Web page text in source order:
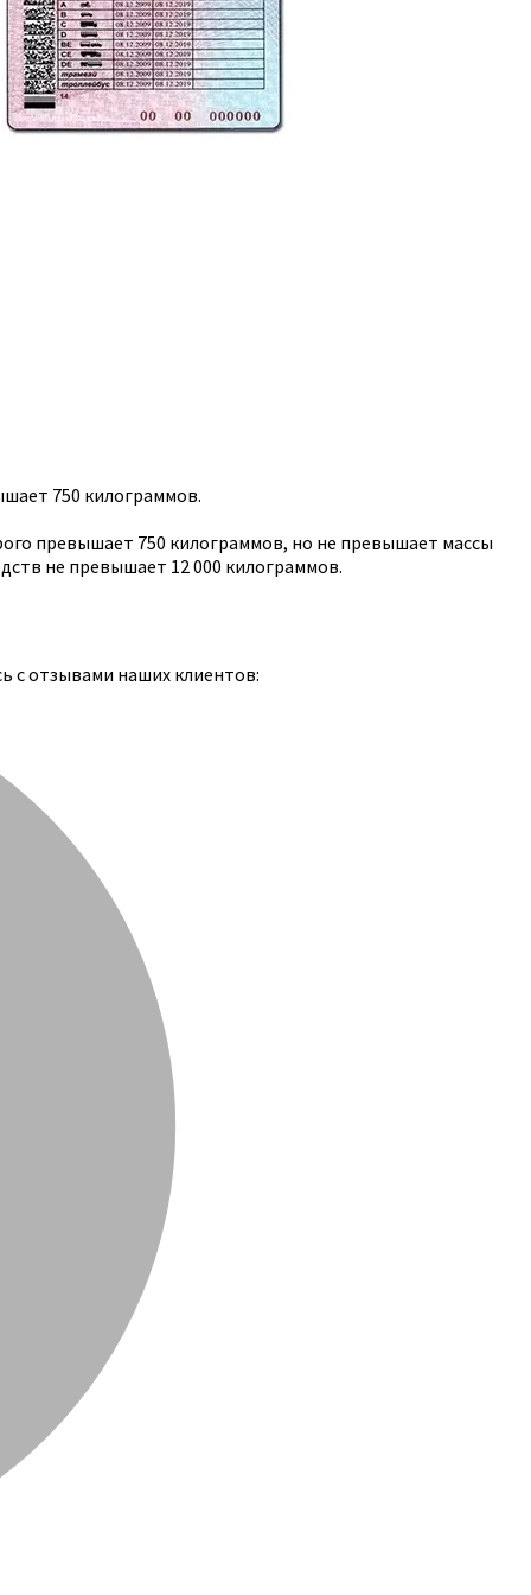
750 килограммов.
превышает 750 килограммов, но не превышает массы
не превышает 12 000 килограммов.
с отзывами наших клиентов: